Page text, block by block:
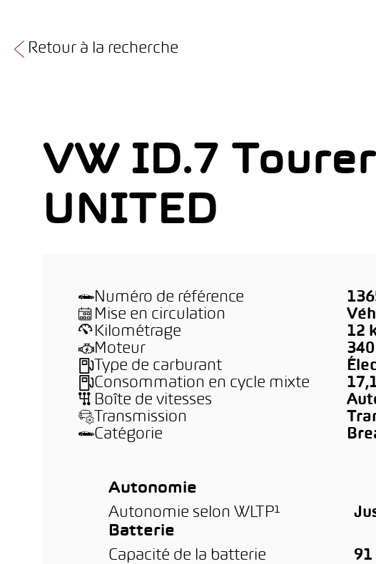
Retour à la recherche
VW ID.7
UNITED
Numéro de référence
Mise en circulation
Kilométrage
12
Moteur
Type de carburant
Consommation en cycle mixte
Boîte de vitesses
Transmission
Catégorie
Autonomie
Autonomie selon WLTP¹
Batterie
Capacité de la batterie
91